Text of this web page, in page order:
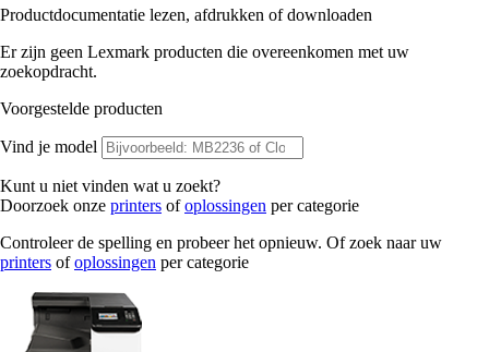
Productdocumentatie lezen, afdrukken of downloaden
Er zijn geen Lexmark producten die overeenkomen met uw
zoekopdracht.
Voorgestelde producten
Vind je model
Kunt u niet vinden wat u zoekt?
Doorzoek onze printers ofoplossingen per categorie
Controleer de spelling en probeer het opnieuw. Of zoek naar uw
printers ofoplossingen per categorie